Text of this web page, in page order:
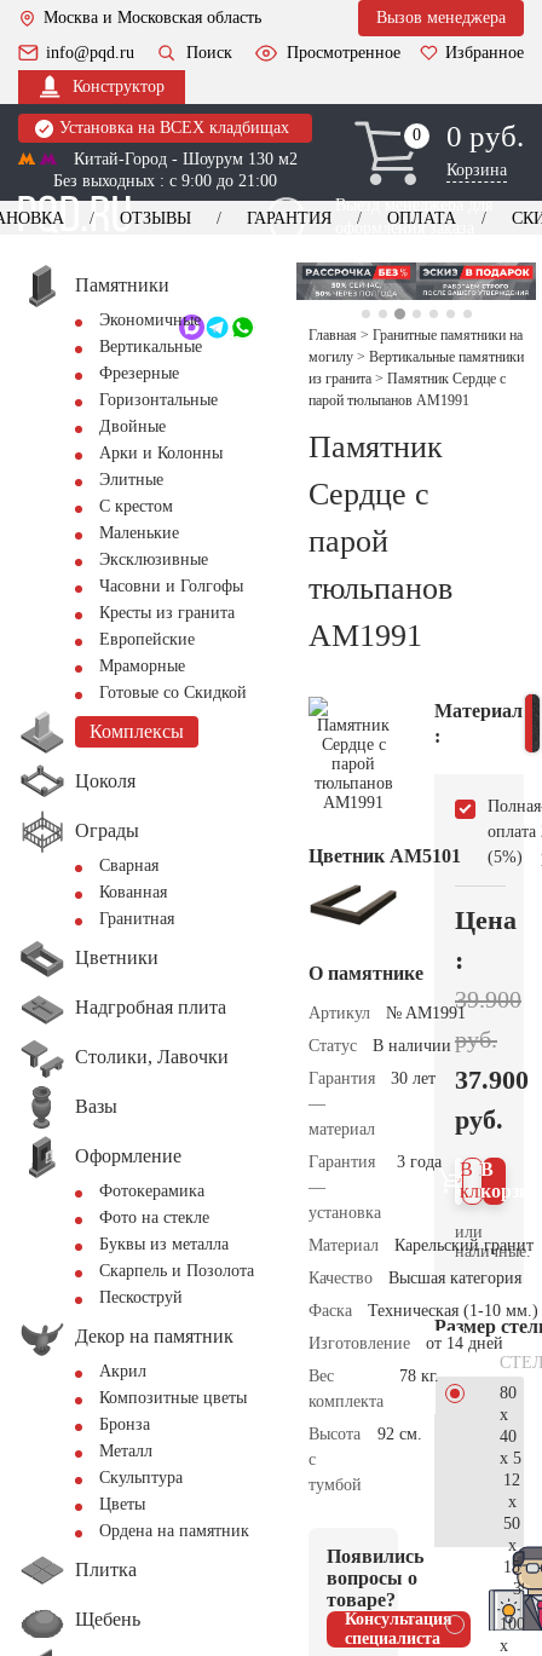
Москва и Московская область
Вызов менеджера
info@pqd.ru
Поиск Просмотренное
Избранное
Конструктор
Установка на ВСЕХ кладбищах
Китай-Город - Шоурум 130 м2
Без выходных : с 9:00 до 21:00
0
0 0 руб.
Корзина
Выезд менеджера для
оформления заказа
+7 (495) 518-44-23
Обратный звонок
ОТЗЫВЫ ГАРАНТИЯ ОПЛАТА
Памятники
Экономичные
Вертикальные
Фрезерные
Горизонтальные
Двойные
Арки и Колонны
Элитные
С крестом
Маленькие
Эксклюзивные
Часовни и Голгофы
Кресты из гранита
Европейские
Мраморные
Готовые со Скидкой
Комплексы
Цоколя
Ограды
Сварная
Кованная
Гранитная
Цветники
Надгробная плита
Столики, Лавочки
Вазы
Оформление
Фотокерамика
Фото на стекле
Буквы из металла
Скарпель и Позолота
Пескоструй
Декор на памятник
Акрил
Композитные цветы
Бронза
Металл
Скульптура
Цветы
Ордена на памятник
Плитка
Щебень
Главная > Гранитные памятники на
могилу > Вертикальные памятники
из гранита > Памятник Сердце с
парой тюльпанов AM1991
Памятник
Сердце с
парой
тюльпанов
AM1991
Цветник АМ5101
О памятнике
Артикул
№ AM1991
Статус
В наличии
Гарантия
—
материал
30 лет
Гарантия
—
установка
3 года
Материал
Карельский гранит
Качество
Высшая категория
Фаска
Техническая (1-10 мм.)
Изготовление
от 14 дней
Вес
комплекта
78 кг.
Высота
с
тумбой
92 см.
Появились
вопросы о
товаре?
Консультация
специалиста
Материал
:
Полная
оплата
(5%)
Цена
:
39.900
руб.
37.900
руб.
В
В 1
клик
или
наличные.
Размер
80
x
40
x 5
12
x
50
x
15
100
x